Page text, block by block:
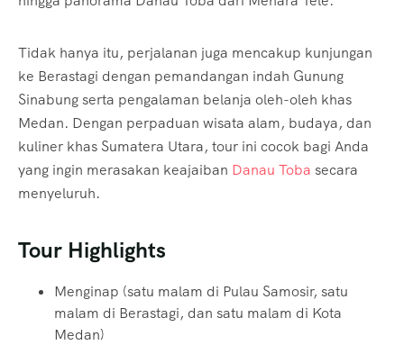
Tidak hanya itu, perjalanan juga mencakup kunjungan
ke Berastagi dengan pemandangan indah Gunung
Sinabung serta pengalaman belanja oleh-oleh khas
Medan. Dengan perpaduan wisata alam, budaya, dan
kuliner khas Sumatera Utara, tour ini cocok bagi Anda
yang ingin merasakan keajaiban Danau Toba secara
menyeluruh.
Tour Highlights
Menginap (satu malam di Pulau Samosir, satu
malam di Berastagi, dan satu malam di Kota
Medan)